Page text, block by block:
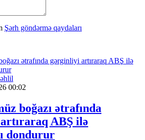
Şərh göndərmə qaydaları
00:02
boğazı ətrafında
ABŞ ilə
dondurur